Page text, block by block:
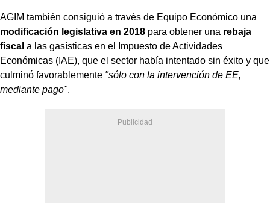
AGIM también consiguió a través de Equipo Económico una
modificación legislativa en 2018 para obtener una rebaja
fiscal a las gasísticas en el Impuesto de Actividades
Económicas (IAE), que el sector había intentado sin éxito y que
culminó favorablemente "sólo con la intervención de EE,
mediante pago".